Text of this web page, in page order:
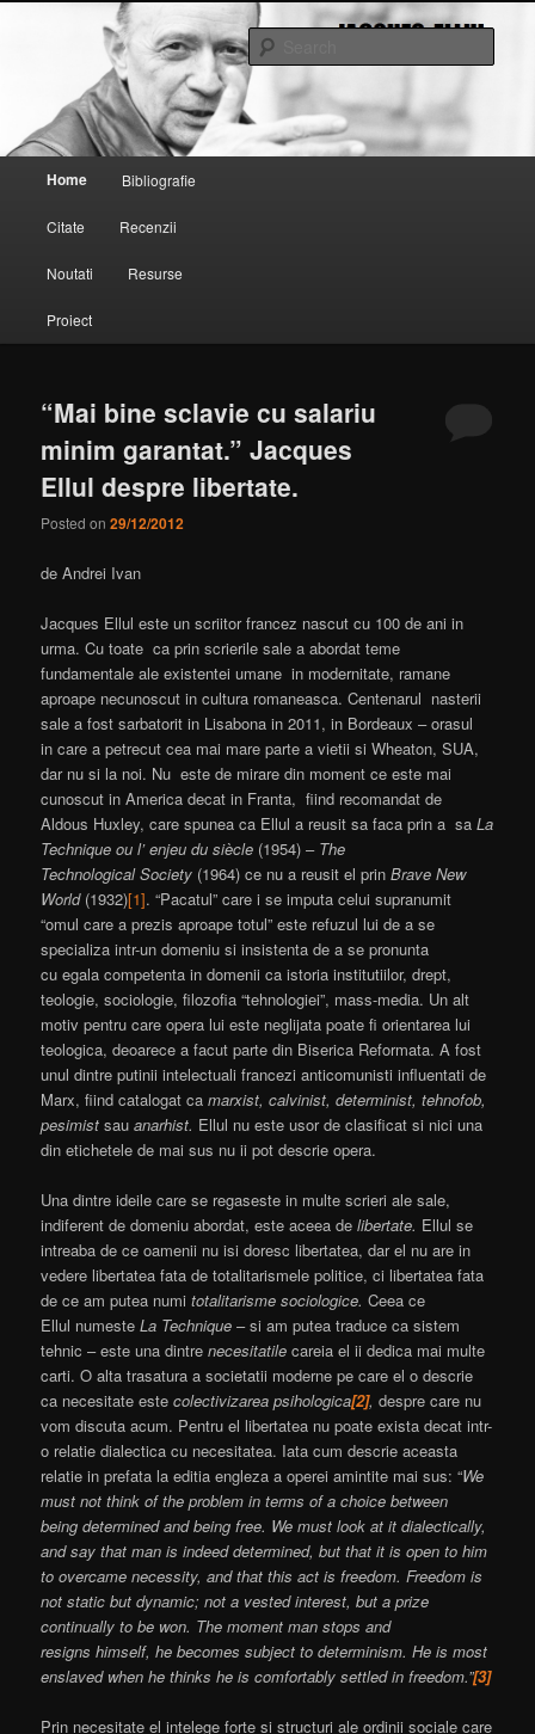
jacques ellul
Main menu
Skip to primary content
Skip to secondary content
Home Bibliografie
Citate Recenzii
Noutati Resurse
Proiect
“Mai bine sclavie cu salariu
minim garantat.” Jacques
Ellul despre libertate.
Posted on29/12/2012
de Andrei Ivan
Jacques Ellul este un scriitor francez nascut cu 100 de ani in
urma. Cu toate ca prin scrierile sale a abordat teme
fundamentale ale existentei umane in modernitate, ramane
aproape necunoscut in cultura romaneasca. Centenarul nasterii
sale a fost sarbatorit in Lisabona in 2011, in Bordeaux – orasul
in care a petrecut cea mai mare parte a vietii si Wheaton, SUA,
dar nu si la noi. Nu este de mirare din moment ce este mai
cunoscut in America decat in Franta, fiind recomandat de
Aldous Huxley, care spunea ca Ellul a reusit sa faca prin a saLa
Technique ou l’ enjeu du siècle (1954) – The
Technological Society (1964) ce nu a reusit el prinBrave New
World (1932)[1]. “Pacatul” care i se imputa celui supranumit
“omul care a prezis aproape totul” este refuzul lui de a se
specializa intr-un domeniu si insistenta de a se pronunta
cu egala competenta in domenii ca istoria institutiilor, drept,
teologie, sociologie, filozofia “tehnologiei”, mass-media. Un alt
motiv pentru care opera lui este neglijata poate fi orientarea lui
teologica, deoarece a facut parte din Biserica Reformata. A fost
unul dintre putinii intelectuali francezi anticomunisti influentati de
Marx, fiind catalogat camarxist, calvinist, determinist, tehnofob,
pesimistsau anarhist. Ellul nu este usor de clasificat si nici una
din etichetele de mai sus nu ii pot descrie opera.
Una dintre ideile care se regaseste in multe scrieri ale sale,
indiferent de domeniu abordat, este aceea delibertate. Ellul se
intreaba de ce oamenii nu isi doresc libertatea, dar el nu are in
vedere libertatea fata de totalitarismele politice, ci libertatea fata
de ce am putea numitotalitarisme sociologice.Ceea ce
Ellul numesteLa Technique– si am putea traduce ca sistem
tehnic – este una dintrenecesitatilecareia el ii dedica mai multe
carti. O alta trasatura a societatii moderne pe care el o descrie
ca necesitate estecolectivizarea psihologica[2],despre care nu
vom discuta acum. Pentru el libertatea nu poate exista decat intr-
o relatie dialectica cu necesitatea. Iata cum descrie aceasta
relatie in prefata la editia engleza a operei amintite mai sus: “We
must not think of the problem in terms of a choice between
being determined and being free. We must look at it dialectically,
and say that man is indeed determined, but that it is open to him
to overcame necessity, and that this act is freedom. Freedom is
not static but dynamic; not a vested interest, but a prize
continually to be won. The moment man stops and
resigns himself, he becomes subject to determinism. He is most
enslaved when he thinks he is comfortably settled in freedom.”[3]
Prin necesitate el intelege forte si structuri ale ordinii sociale care